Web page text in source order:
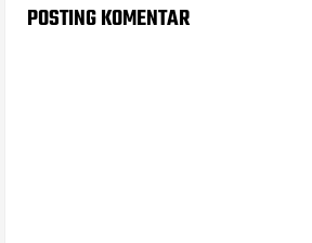
POSTING KOMENTAR